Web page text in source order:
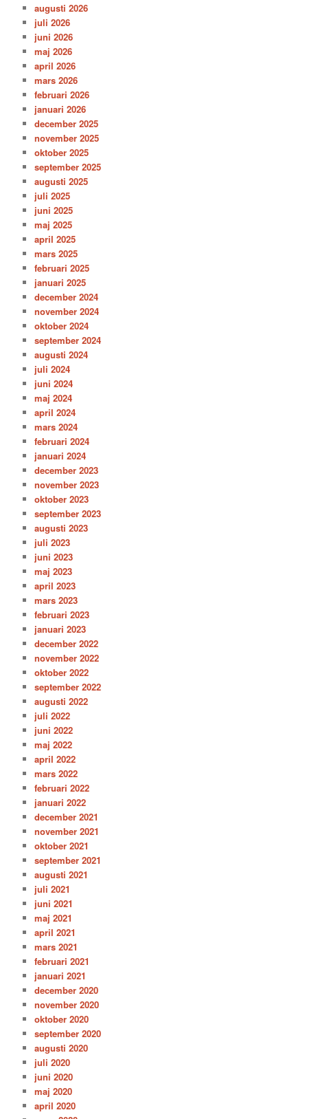
augusti 2026
juli 2026
juni 2026
maj 2026
april 2026
mars 2026
februari 2026
januari 2026
december 2025
november 2025
oktober 2025
september 2025
augusti 2025
juli 2025
juni 2025
maj 2025
april 2025
mars 2025
februari 2025
januari 2025
december 2024
november 2024
oktober 2024
september 2024
augusti 2024
juli 2024
juni 2024
maj 2024
april 2024
mars 2024
februari 2024
januari 2024
december 2023
november 2023
oktober 2023
september 2023
augusti 2023
juli 2023
juni 2023
maj 2023
april 2023
mars 2023
februari 2023
januari 2023
december 2022
november 2022
oktober 2022
september 2022
augusti 2022
juli 2022
juni 2022
maj 2022
april 2022
mars 2022
februari 2022
januari 2022
december 2021
november 2021
oktober 2021
september 2021
augusti 2021
juli 2021
juni 2021
maj 2021
april 2021
mars 2021
februari 2021
januari 2021
december 2020
november 2020
oktober 2020
september 2020
augusti 2020
juli 2020
juni 2020
maj 2020
april 2020